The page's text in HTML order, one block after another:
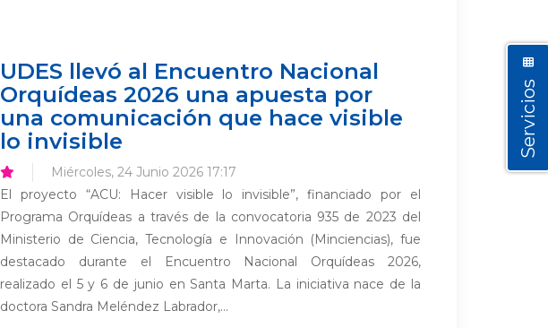
UDES llevó al Encuentro Nacional
Orquídeas 2026 una apuesta por
una comunicación que hace visible
lo invisible
Miércoles, 24 Junio 2026 17:17
El proyecto “ACU: Hacer visible lo invisible”, financiado por el
Programa Orquídeas a través de la convocatoria 935 de 2023 del
Ministerio de Ciencia, Tecnología e Innovación (Minciencias), fue
destacado durante el Encuentro Nacional Orquídeas 2026,
realizado el 5 y 6 de junio en Santa Marta. La iniciativa nace de la
doctora Sandra Meléndez Labrador,...
Servicios